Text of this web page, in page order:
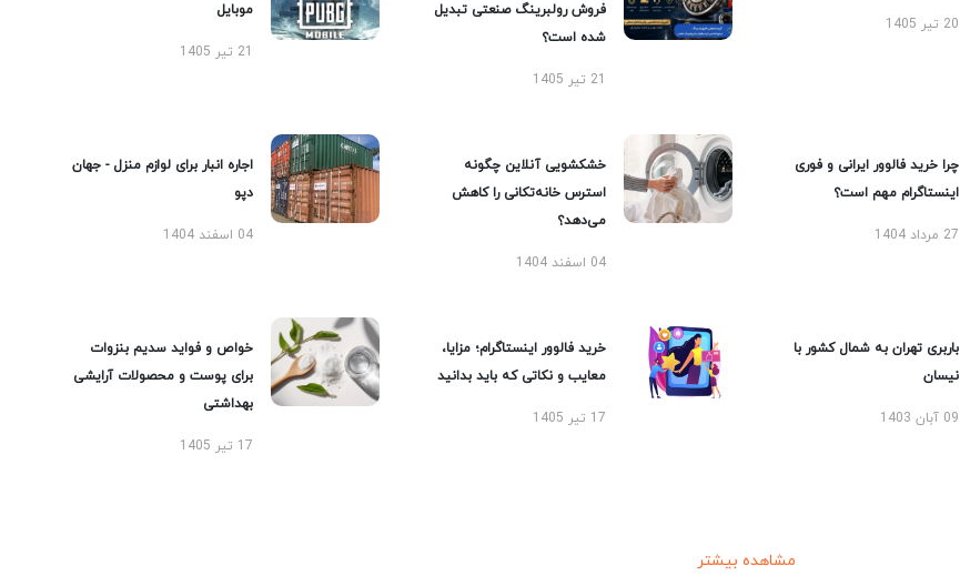
20 تیر 1405
فروش رولبرینگ صنعتی تبدیل
شده است؟
21 تیر 1405
موبایل
21 تیر 1405
چرا خرید فالوور ایرانی و فوری
اینستاگرام مهم است؟
27 مرداد 1404
خشکشویی آنلاین چگونه
استرس خانه‌تکانی را کاهش
می‌دهد؟
04 اسفند 1404
اجاره انبار برای لوازم منزل - جهان
دپو
04 اسفند 1404
باربری تهران به شمال کشور با
نیسان
09 آبان 1403
خرید فالوور اینستاگرام؛ مزایا،
معایب و نکاتی که باید بدانید
17 تیر 1405
خواص و فواید سدیم بنزوات
برای پوست و محصولات آرایشی
بهداشتی
17 تیر 1405
مشاهده بیشتر